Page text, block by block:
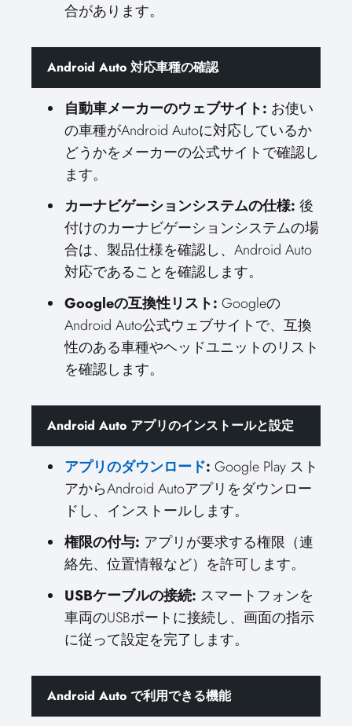
合があります。
Android Auto 対応車種の確認
自動車メーカーのウェブサイト: お使い
の車種がAndroid Autoに対応しているか
どうかをメーカーの公式サイトで確認し
ます。
カーナビゲーションシステムの仕様: 後
付けのカーナビゲーションシステムの場
合は、製品仕様を確認し、Android Auto
対応であることを確認します。
Googleの互換性リスト: Googleの
Android Auto公式ウェブサイトで、互換
性のある車種やヘッドユニットのリスト
を確認します。
Android Auto アプリのインストールと設定
アプリのダウンロード: Google Play スト
アからAndroid Autoアプリをダウンロー
ドし、インストールします。
権限の付与: アプリが要求する権限（連
絡先、位置情報など）を許可します。
USBケーブルの接続: スマートフォンを
車両のUSBポートに接続し、画面の指示
に従って設定を完了します。
Android Auto で利用できる機能